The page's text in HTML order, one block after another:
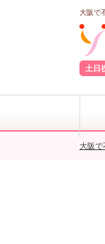
大阪で
土日
大阪で